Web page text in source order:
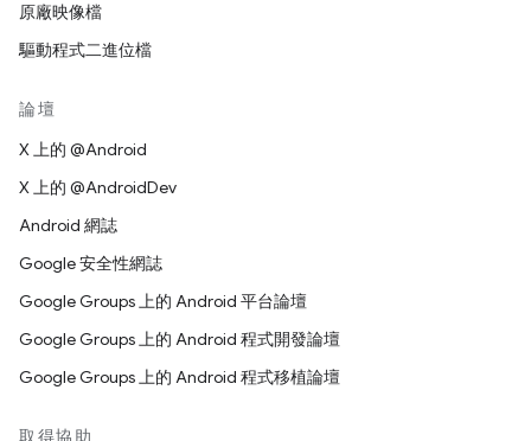
原廠映像檔
驅動程式二進位檔
論壇
X 上的 @Android
X 上的 @AndroidDev
Android 網誌
Google 安全性網誌
Google Groups 上的 Android 平台論壇
Google Groups 上的 Android 程式開發論壇
Google Groups 上的 Android 程式移植論壇
取得協助